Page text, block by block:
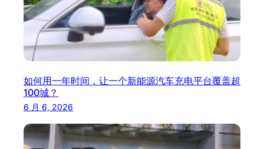
如何用一年时间，让一个新能源汽车充电平台覆盖超
100城？
6 月 6, 2026